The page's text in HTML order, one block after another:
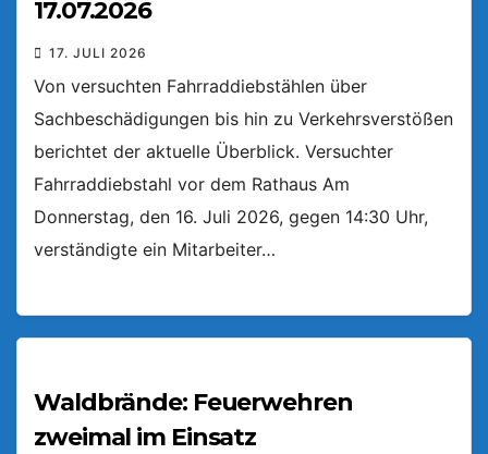
17.07.2026
17. JULI 2026
Von versuchten Fahrraddiebstählen über
Sachbeschädigungen bis hin zu Verkehrsverstößen
berichtet der aktuelle Überblick. Versuchter
Fahrraddiebstahl vor dem Rathaus Am
Donnerstag, den 16. Juli 2026, gegen 14:30 Uhr,
verständigte ein Mitarbeiter…
Waldbrände: Feuerwehren
zweimal im Einsatz